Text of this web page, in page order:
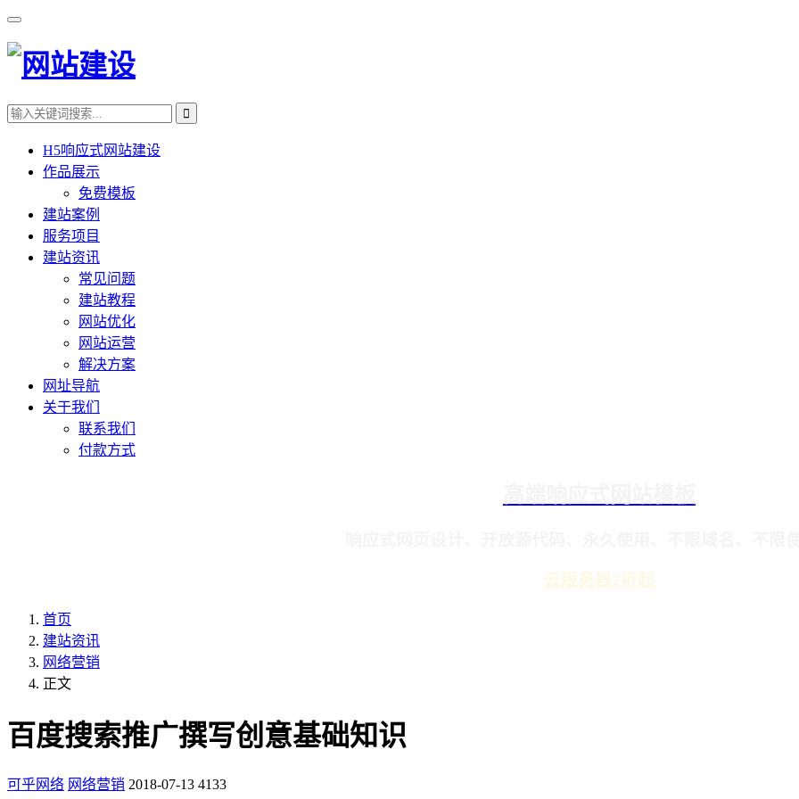
H5响应式网站建设
作品展示
免费模板
建站案例
服务项目
建站资讯
常见问题
建站教程
网站优化
网站运营
解决方案
网址导航
关于我们
联系我们
付款方式
云服务器2折起
首页
建站资讯
网络营销
正文
百度搜索推广撰写创意基础知识
可乎网络 网络营销 2018-07-13 4133